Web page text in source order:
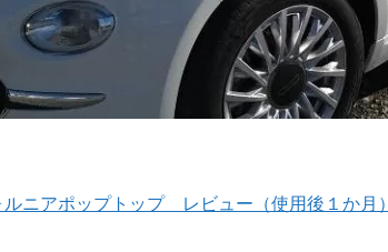
ニアポップトップ レビュー（使用後１か月）